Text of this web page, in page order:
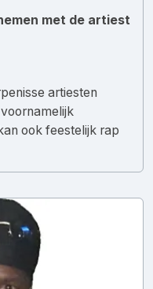
met de artiest
artiesten
ook feestelijk rap